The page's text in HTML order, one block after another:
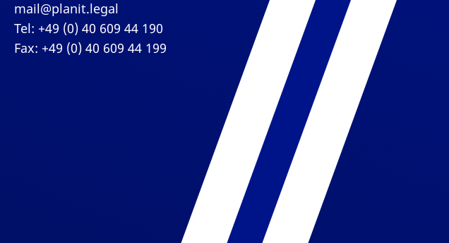
mail@planit.legal
Tel: +49 (0) 40 609 44 190
Fax: +49 (0) 40 609 44 199